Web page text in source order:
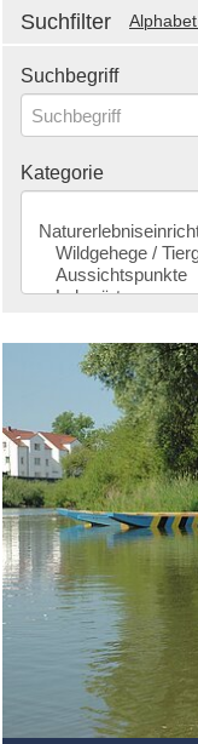
Suchfilter Alphabet
Suchbegriff
Kategorie